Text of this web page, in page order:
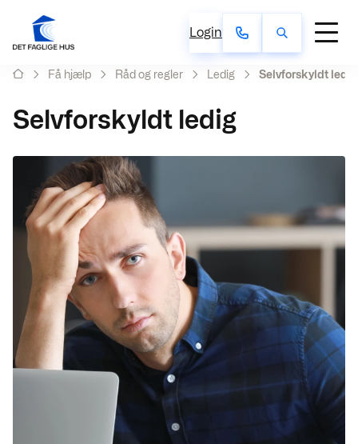
Login
Få hjælp Råd og regler Ledig Selvforskyldt ledig
Selvforskyldt ledig